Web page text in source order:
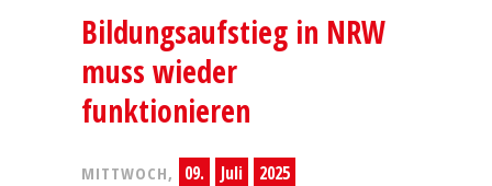
Bildungsaufstieg in NRW
muss wieder
funktionieren
MITTWOCH, 09. Juli 2025